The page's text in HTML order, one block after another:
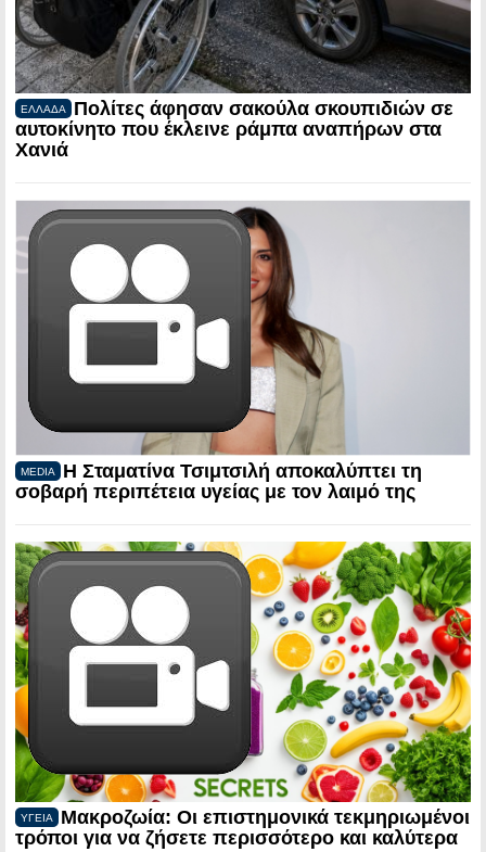
ΕΛΛΑΔΑ
Πολίτες άφησαν σακούλα σκουπιδιών σε
αυτοκίνητο που έκλεινε ράμπα αναπήρων στα
Χανιά
MEDIA
Η Σταματίνα Τσιμτσιλή αποκαλύπτει τη
σοβαρή περιπέτεια υγείας με τον λαιμό της
ΥΓΕΙΑ
Μακροζωία: Οι επιστημονικά τεκμηριωμένοι
τρόποι για να ζήσετε περισσότερο και καλύτερα